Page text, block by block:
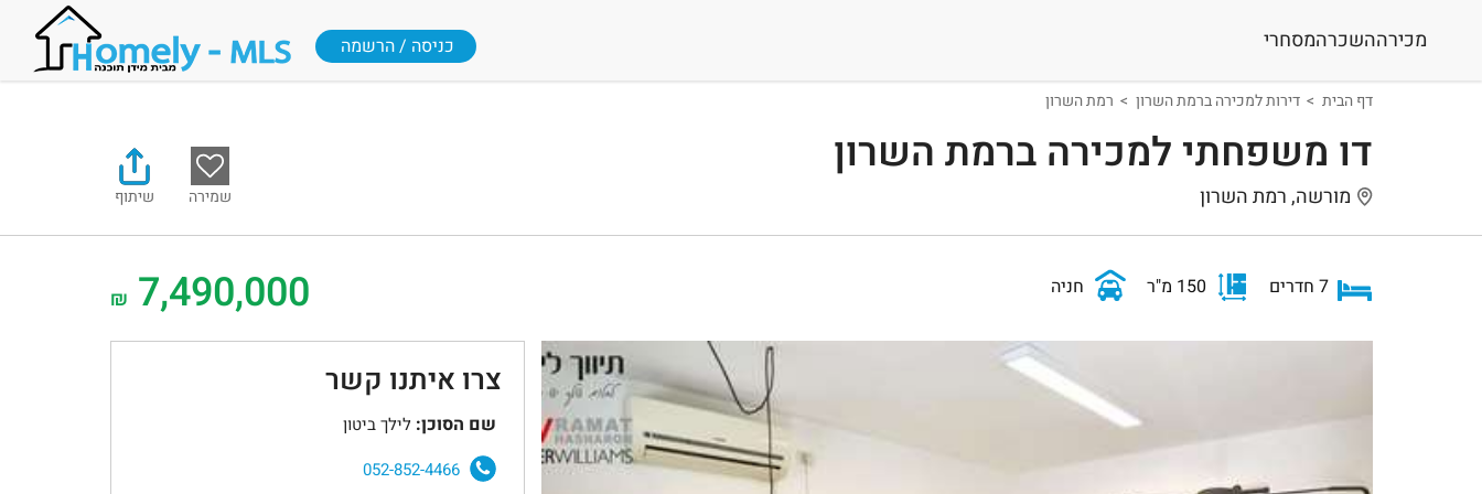
מכירההשכרהמסחרי כניסה / הרשמה
דף הבית דירות למכירה ברמת השרון רמת השרון
דו משפחתי למכירה ברמת השרון
מורשה, רמת השרון שמירה שיתוף
7,490,000
₪ 7 חדרים 150 מ"ר חניה
צרו איתנו קשר
שם הסוכן: לילך ביטון
052-852-4466